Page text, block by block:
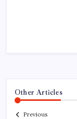
Other Articles
Previous